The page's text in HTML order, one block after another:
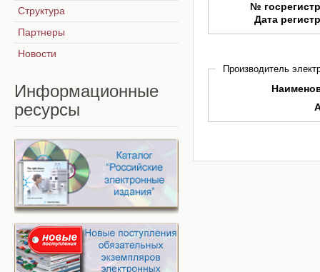
№
Дата
Производитель
Структура
Партнеры
Новости
Информационные
ресурсы